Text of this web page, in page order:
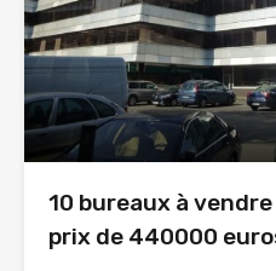
10 bureaux à
prix de 440000